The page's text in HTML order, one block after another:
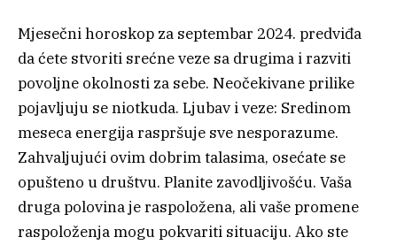
Mjesečni horoskop za septembar 2024. predviđa
da ćete stvoriti srećne veze sa drugima i razviti
povoljne okolnosti za sebe. Neočekivane prilike
pojavljuju se niotkuda. Ljubav i veze: Sredinom
meseca energija raspršuje sve nesporazume.
Zahvaljujući ovim dobrim talasima, osećate se
opušteno u društvu. Planite zavodljivošću. Vaša
druga polovina je raspoložena, ali vaše promene
raspoloženja mogu pokvariti situaciju. Ako ste